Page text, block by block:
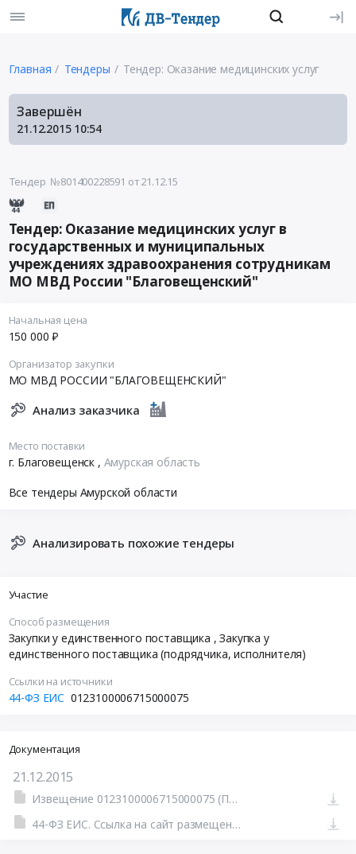
Главная Тендеры Тендер: Оказание медицинских услуг
Завершён
21.12.2015 10:54
Тендер №801400228591 от 21.12.15
Тендер: Оказание медицинских услуг в
государственных и муниципальных
учреждениях здравоохранения сотрудникам
МО МВД России "Благовещенский"
Начальная цена
150 000 ₽
Организатор закупки
МО МВД РОССИИ "БЛАГОВЕЩЕНСКИЙ"
Анализ заказчика
Место поставки
г. Благовещенск , Амурская область
Все тендеры Амурской области
Анализировать похожие тендеры
Участие
Способ размещения
Закупки у единственного поставщика , Закупка у
единственного поставщика (подрядчика, исполнителя)
Ссылки на источники
44-ФЗ ЕИС 0123100006715000075
Документация
21.12.2015
Извещение 0123100006715000075 (Печатная форма)
44-ФЗ ЕИС. Ссылка на сайт размещения тендера #801400228591.doc